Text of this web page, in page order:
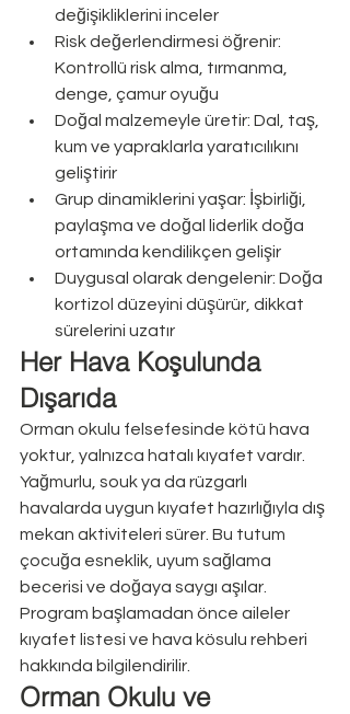
değişikliklerini inceler
Risk değerlendirmesi öğrenir:
Kontrollü risk alma, tırmanma,
denge, çamur oyuğu
Doğal malzemeyle üretir: Dal, taş,
kum ve yapraklarla yaratıcılıkını
geliştirir
Grup dinamiklerini yaşar: İşbirliği,
paylaşma ve doğal liderlik doğa
ortamında kendilikçen gelişir
Duygusal olarak dengelenir: Doğa
kortizol düzeyini düşürür, dikkat
sürelerini uzatır
Her Hava Koşulunda
Dışarıda
Orman okulu felsefesinde kötü hava
yoktur, yalnızca hatalı kıyafet vardır.
Yağmurlu, souk ya da rüzgarlı
havalarda uygun kıyafet hazırlığıyla dış
mekan aktiviteleri sürer. Bu tutum
çocuğa esneklik, uyum sağlama
becerisi ve doğaya saygı aşılar.
Program başlamadan önce aileler
kıyafet listesi ve hava kösulu rehberi
hakkında bilgilendirilir.
Orman Okulu ve